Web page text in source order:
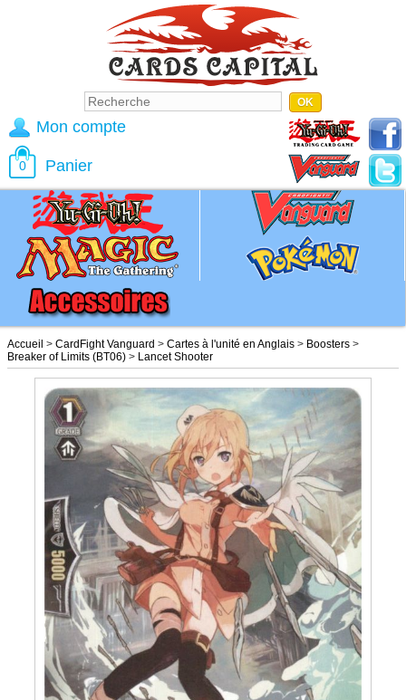
Accueil > CardFight Vanguard > Cartes à l'unité en Anglais > Boosters >
Breaker of Limits (BT06) > Lancet Shooter
Mon compte
0 Panier